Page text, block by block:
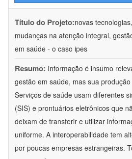
Título do Projeto:novas
mudanças na atenção integral,
em saúde - o caso ipes
Resumo: Informação é insumo
gestão em saúde, mas sua
Serviços de saúde usam diferentes
(SIS) e prontuários eletrônicos que
deixam de transferir e utilizar
uniforme. A interoperabilidade tem
por poucas empresas estrangeiras.